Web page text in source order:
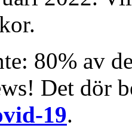
80% av
Det dör
19.